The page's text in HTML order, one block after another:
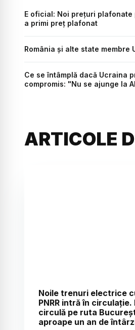
E oficial: Noi prețuri
a primi preț plafonat
România şi alte state
Ce se întâmplă dacă Ucraina
compromis: "Nu se ajunge la
ARTICOLE
Noile trenuri electrice
PNRR intră în
circulă pe ruta
aproape un an de